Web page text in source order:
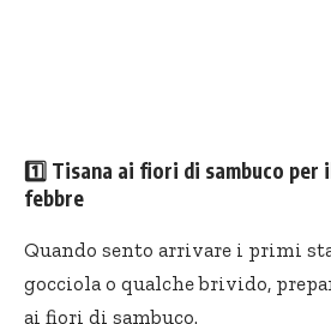
1️⃣ Tisana ai fiori di sambuco per
febbre
Quando sento arrivare i primi
gocciola o qualche brivido,
ai fiori di sambuco.